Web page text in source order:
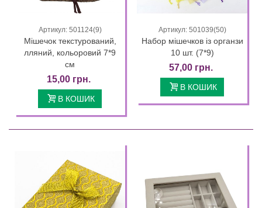
Артикул: 501124(9)
Мішечок текстурований,
лляний, кольоровий 7*9
см
15,00 грн.
В КОШИК
Артикул: 501039(50)
Набор мішечков із органзи
10 шт. (7*9)
57,00 грн.
В КОШИК